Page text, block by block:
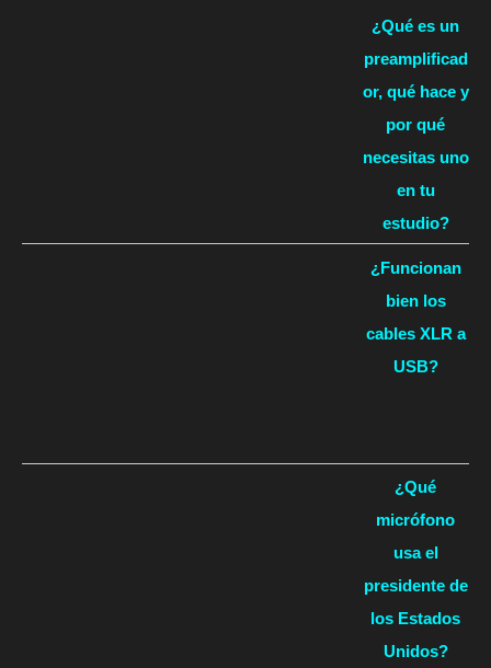
¿Qué es un
preamplificad
or, qué hace y
por qué
necesitas uno
en tu
estudio?
¿Funcionan
bien los
cables XLR a
USB?
¿Qué
micrófono
usa el
presidente de
los Estados
Unidos?